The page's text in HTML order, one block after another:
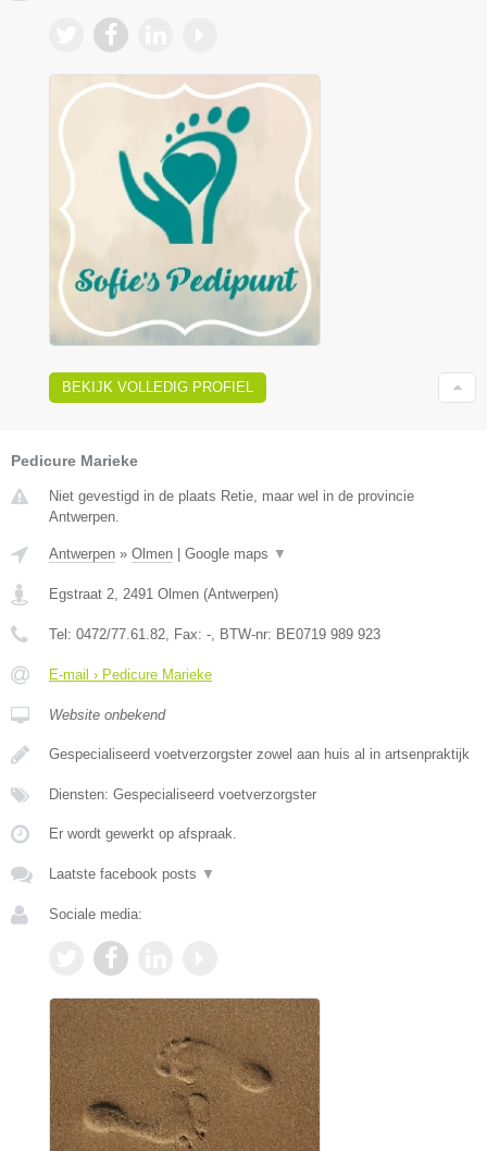
BEKIJK VOLLEDIG PROFIEL
Pedicure Marieke
Niet gevestigd in de plaats Retie, maar wel in de provincie
Antwerpen.
Antwerpen » Olmen Google maps ▼
Egstraat 2 2491 Olmen (Antwerpen)
Tel: 0472/77.61.82 , Fax: - , BTW-nr: BE0719 989 923
E-mail › Pedicure Marieke
Website onbekend
Gespecialiseerd voetverzorgster zowel aan huis al in artsenpraktijk
Diensten: Gespecialiseerd voetverzorgster
Er wordt gewerkt op afspraak.
Laatste facebook posts ▼
Sociale media: